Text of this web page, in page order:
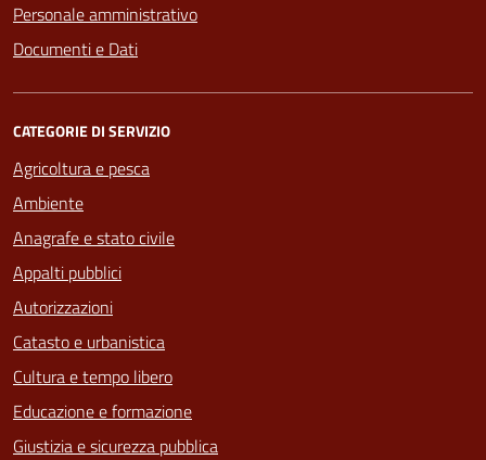
Personale amministrativo
Documenti e Dati
CATEGORIE DI SERVIZIO
Agricoltura e pesca
Ambiente
Anagrafe e stato civile
Appalti pubblici
Autorizzazioni
Catasto e urbanistica
Cultura e tempo libero
Educazione e formazione
Giustizia e sicurezza pubblica